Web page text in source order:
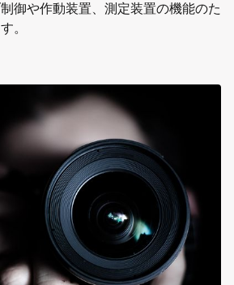
御や作動装置、測定装置の機能のた
。